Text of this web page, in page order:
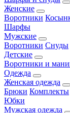
Женские
Воротники
Шарфы
Мужские
Воротники Снуды
Детские
Воротники и
Одежда
Женская одежда
Брюки Комплекты
Юбки
Мужская одежда